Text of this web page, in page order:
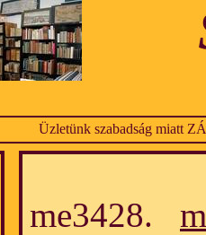
Üzletünk szabadság miatt
me3428.